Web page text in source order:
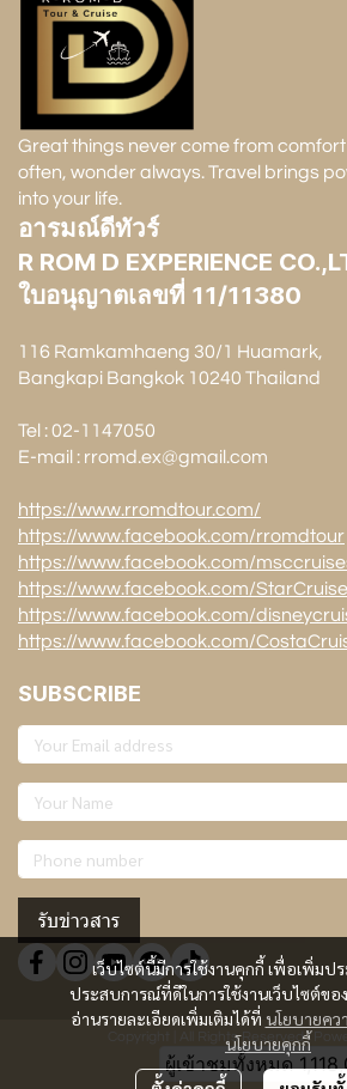
เว็บไซต์นี้มีการใช้งานคุกกี้ เพื่อเพิ่มป
ประสบการณ์ที่ดีในการใช้งานเว็บไซต์ขอ
อ่านรายละเอียดเพิ่มเติมได้ที่ นโยบายคว
นโยบายคุกกี้
Great things never come from
often, wonder always. Travel brings
into your life.
อารมณ์ดีทัวร์
R ROM D EXPERIENCE
ใบอนุญาตเลขที่ 11/11380
116 Ramkamhaeng 30/1 Huamark,
Bangkapi Bangkok 10240 Thailand
Tel : 02-1147050
E-mail : rromd.ex@gmail.com
https://www.rromdtour.com/
https://www.facebook.com/rromdtour
https://www.facebook.com/
https://www.facebook.com/
https://www.facebook.com/
https://www.facebook.com/
SUBSCRIBE
รับข่าวสาร
Copyright | All Rights Reserved |
ผู้เข้าชมทั้งหมด